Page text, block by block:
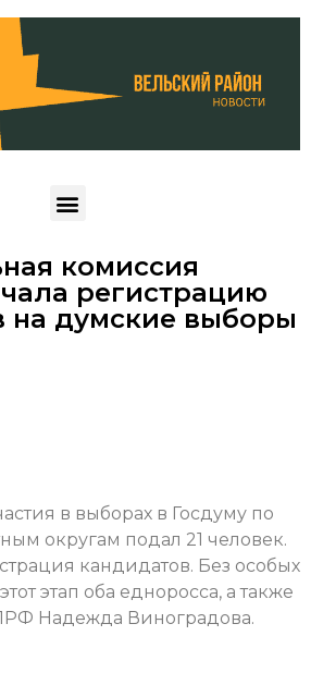
комиссия
регистрацию
на думские выборы
в выборах в Госдуму по
округам подал 21 человек.
кандидатов. Без особых
этап оба едноросса, а также
Надежда Виноградова.